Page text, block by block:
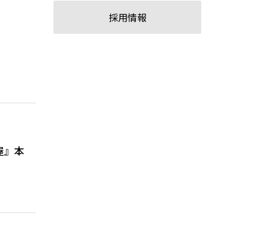
』本
採用情報